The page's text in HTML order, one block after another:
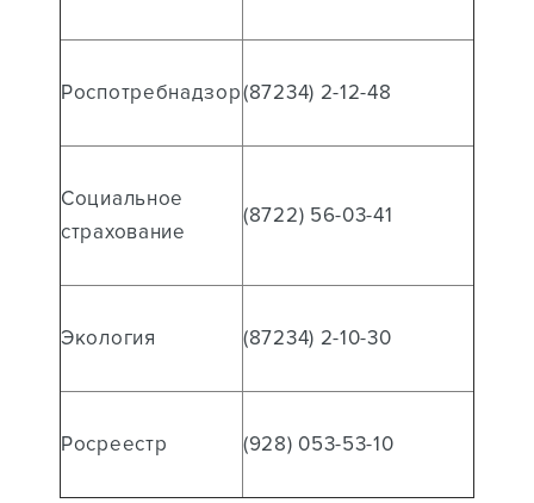
Роспотребнадзор(87234) 2-12-48
Социальное
страхование
(8722) 56-03-41
Экология (87234) 2-10-30
Росреестр (928) 053-53-10